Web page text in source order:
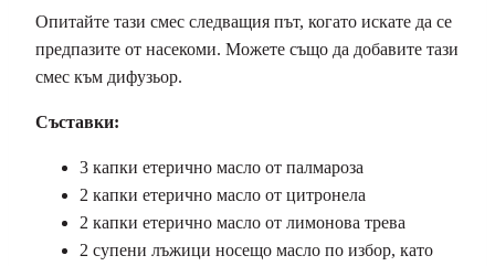
Опитайте тази смес следващия път, когато искате да се
предпазите от насекоми. Можете също да добавите тази
смес към дифузьор.
Съставки:
3 капки етерично масло от палмароза
2 капки етерично масло от цитронела
2 капки етерично масло от лимонова трева
2 супени лъжици носещо масло по избор, като